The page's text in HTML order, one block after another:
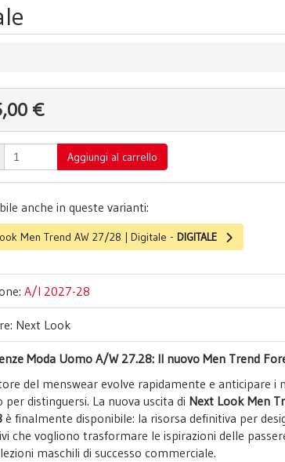
€
Aggiungi al carrello
anche in queste varianti:
Men Trend AW 27/28 | Digitale - DIGITALE
A/I 2027-28
Next Look
Moda Uomo A/W 27.28: Il nuovo Men Trend
del menswear evolve rapidamente e anticipare i
per distinguersi. La nuova uscita di Next Look Men
è finalmente disponibile: la risorsa definitiva per
che vogliono trasformare le ispirazioni delle
maschili di successo commerciale.